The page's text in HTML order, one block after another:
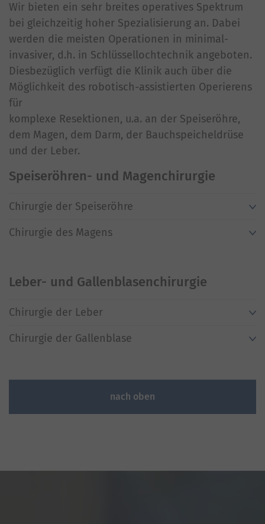
Wir bieten ein sehr breites operatives Spektrum
bei gleichzeitig hoher Spezialisierung an. Dabei
werden die meisten Operationen in minimal-
invasiver, d.h. in Schlüssellochtechnik angeboten.
Diesbezüglich verfügt die Klinik auch über die
Möglichkeit des robotisch-assistierten Operierens
für
komplexe Resektionen, u.a. an der Speiseröhre,
dem Magen, dem Darm, der Bauchspeicheldrüse
und der Leber.
Speiseröhren- und Magenchirurgie
Chirurgie der Speiseröhre
Chirurgie des Magens
Leber- und Gallenblasenchirurgie
Chirurgie der Leber
Chirurgie der Gallenblase
nach oben